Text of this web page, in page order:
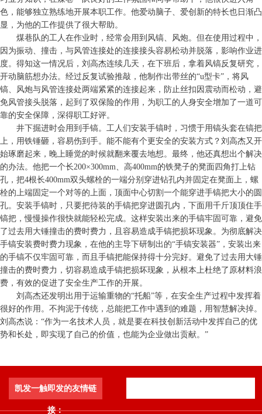
色，能够独立熟练地开展本职工作。他爱动脑子、爱创新的特长也日渐凸
显，为他的工作提供了很大帮助。
煤巷队的工人在作业时，经常会用到风镐、风炮。但在使用过程中，
因为振动、撞击，与风管连接处的连接接头容易松动并脱落，影响作业进
度。得知这一情况后，刘高杰连续几天，在下班后，拿着风镐反复研究，
开动脑筋想办法。经过反复试验推敲，他制作出带丝的“u型卡”，将风
镐、风炮与风管连接处两端紧紧的连接起来，防止丝扣因震动而松动，避
免风管接头脱落，起到了双保险的作用，为职工的人身安全增加了一道可
靠的安全保障，深得职工好评。
井下掘进时会用到手镐。工人们安装手镐时，习惯于用镐头套在镐把
上，用铁锤砸，容易伤到手。能不能有个更安全的安装方式？刘高杰又开
始琢磨起来，晚上睡觉的时候就翻来覆去地想。最终，他还真想出个解决
的办法。他把一个长200×300mm、高400mm的铁凳子的凳面四角打上钻
孔，把4根长400mm双头螺栓的一端分别穿进钻孔内并固定在凳面上，螺
栓的上端固定一个对等的上面，顶面中心切割一个能穿进手镐把大小的圆
孔。安装手镐时，只要把待装的手镐把穿进圆孔内，下面用千斤顶顶住手
镐把，慢慢操作很快就能轻松完成。这样安装出来的手镐牢固可靠，避免
了过去用大锤撞击的费时费力，且容易造成手镐把损坏现象。 为彻底解决
手镐安装费时费力现象，在他的主导下研制出的“手镐安装器”，安装出来
的手镐不仅牢固可靠，而且手镐把能保持得十分完好。避免了过去用大锤
撞击的费时费力，切容易造成手镐把损坏现象，从根本上杜绝了原材料浪
费，有效的促进了安全生产工作的开展。
刘高杰还发明出用于运输重物的“托船”等，在安全生产过程中发挥着
很好的作用。不拘泥于传统，总能把工作中遇到的难题，用智慧解决掉。
刘高杰说：“作为一名技术人员，就是要在科技创新活动中发挥自己的优
势和长处，即实现了自己的价值，也能为企业做出贡献。”
凯发一触即发的友情链
接：